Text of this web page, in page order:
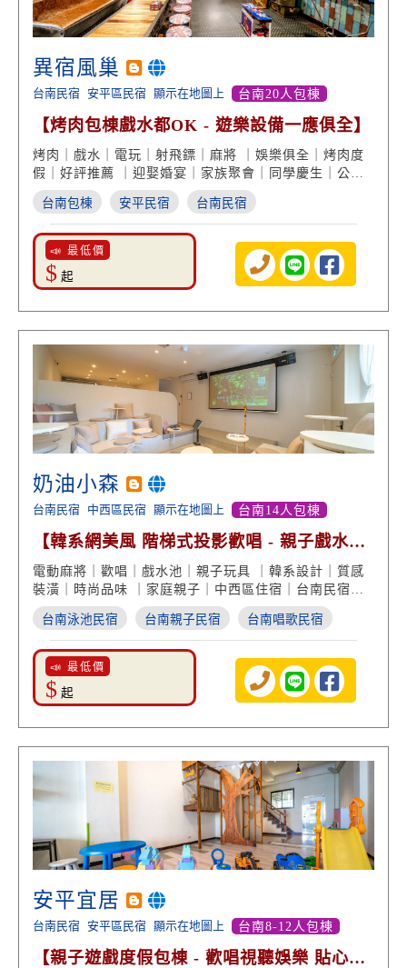
異宿風巢
台南民宿 安平區民宿 顯示在地圖上 台南20人包棟
【烤肉包棟戲水都OK - 遊樂設備一應俱全】
烤肉｜戲水｜電玩｜射飛鏢｜麻將 ｜娛樂俱全｜烤肉度
假｜好評推薦 ｜迎娶婚宴｜家族聚會｜同學慶生｜公司
旅遊
台南包棟 安平民宿 台南民宿
📣 最低價
$ 起
奶油小森
台南民宿 中西區民宿 顯示在地圖上 台南14人包棟
【韓系網美風 階梯式投影歡唱 - 親子戲水池
包棟 泡澡浴缸】
電動麻將｜歡唱｜戲水池｜親子玩具 ｜韓系設計｜質感
裝潢｜時尚品味 ｜家庭親子｜中西區住宿｜台南民宿推
薦
台南泳池民宿 台南親子民宿 台南唱歌民宿
📣 最低價
$ 起
安平宜居
台南民宿 安平區民宿 顯示在地圖上 台南8-12人包棟
【親子遊戲度假包棟 - 歡唱視聽娛樂 貼心廚